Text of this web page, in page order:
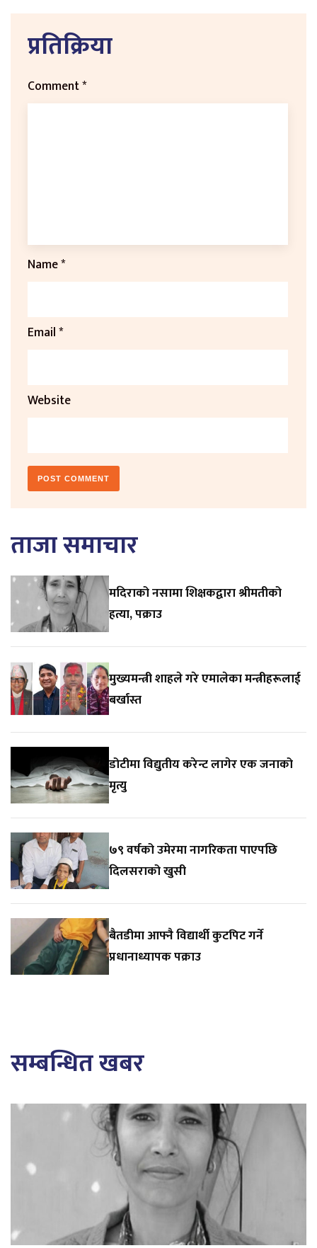
प्रतिक्रिया
Comment*
Name*
Email*
Website
ताजा समाचार
मदिराको नसामा शिक्षकद्वारा श्रीमतीको
हत्या, पक्राउ
मुख्यमन्त्री शाहले गरे एमालेका मन्त्रीहरूलाई
बर्खास्त
डोटीमा विद्युतीय करेन्ट लागेर एक जनाको
मृत्यु
७९ वर्षको उमेरमा नागरिकता पाएपछि
दिलसराको खुसी
बैतडीमा आफ्नै विद्यार्थी कुटपिट गर्ने
प्रधानाध्यापक पक्राउ
सम्बन्धित खबर